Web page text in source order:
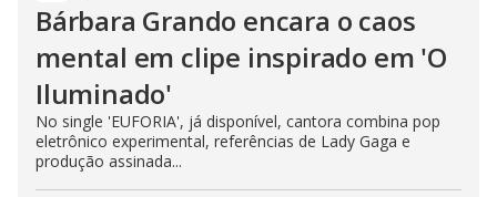
Bárbara Grando encara o caos
mental em clipe inspirado em 'O
Iluminado'
No single 'EUFORIA', já disponível, cantora combina pop
eletrônico experimental, referências de Lady Gaga e
produção assinada...